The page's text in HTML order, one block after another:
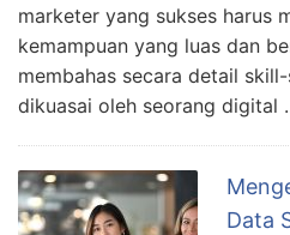
marketer yang sukses harus
kemampuan yang luas dan
membahas secara detail
dikuasai oleh seorang digital
Data